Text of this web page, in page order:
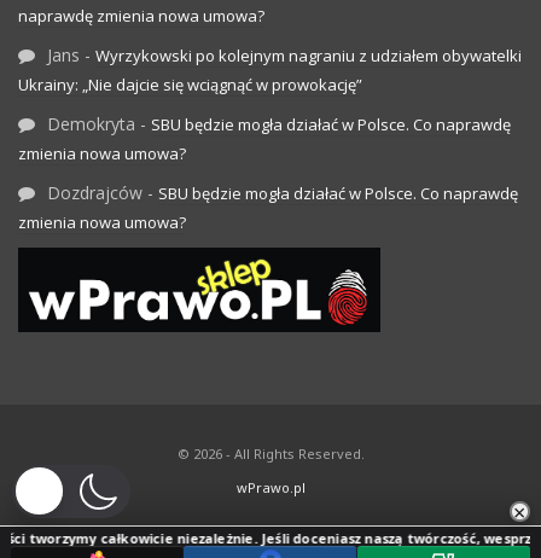
naprawdę zmienia nowa umowa?
Jans - Wyrzykowski po kolejnym nagraniu z udziałem obywatelki
Ukrainy: „Nie dajcie się wciągnąć w prowokację”
Demokryta - SBU będzie mogła działać w Polsce. Co naprawdę
zmienia nowa umowa?
Dozdrajców - SBU będzie mogła działać w Polsce. Co naprawdę
zmienia nowa umowa?
© 2026 - All Rights Reserved.
wPrawo.pl
×
tworzymy całkowicie niezależnie. Jeśli doceniasz naszą twórczość, wesprzyj